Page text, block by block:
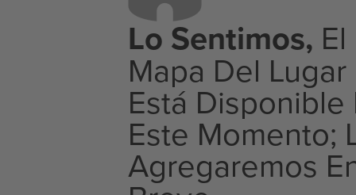
Lo Sentimos, El
Mapa Del Lugar
Está Disponible
Este Momento;
Agregaremos